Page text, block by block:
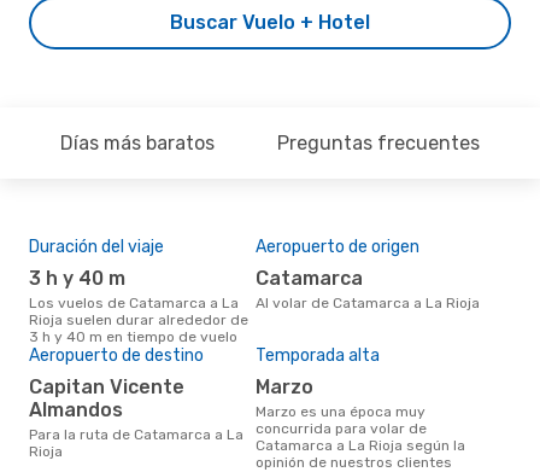
Buscar Vuelo + Hotel
Días más baratos Preguntas frecuentes
Duración del viaje
3 h y 40 m
Los vuelos de Catamarca a La
Rioja suelen durar alrededor de
3 h y 40 m en tiempo de vuelo
Aeropuerto de origen
Catamarca
Al volar de Catamarca a La Rioja
Aeropuerto de destino
Capitan Vicente
Almandos
Para la ruta de Catamarca a La
Rioja
Temporada alta
marzo
marzo es una época muy
concurrida para volar de
Catamarca a La Rioja según la
opinión de nuestros clientes